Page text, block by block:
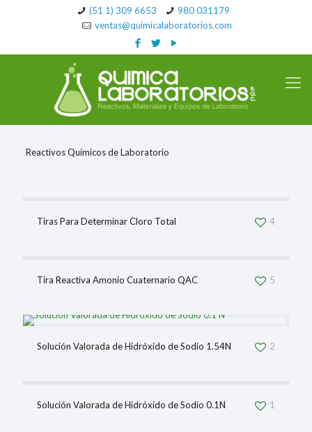
(51 1) 309 6653
980 031179
ventas@quimicalaboratorios.com
Reactivos Químicos de Laboratorio
Tiras Para Determinar Cloro Total 4
Tira Reactiva Amonio Cuaternario QAC 5
Solución Valorada de Hidróxido de Sodio 1.54N 2
Solución Valorada de Hidróxido de Sodio 0.1N 1